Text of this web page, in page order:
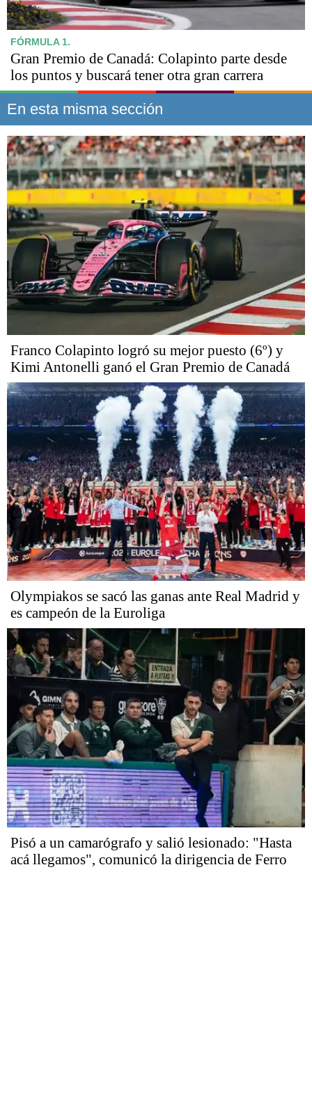
FÓRMULA 1.
Gran Premio de Canadá: Colapinto parte desde
los puntos y buscará tener otra gran carrera
En esta misma sección
Franco Colapinto logró su mejor puesto (6º) y
Kimi Antonelli ganó el Gran Premio de Canadá
Olympiakos se sacó las ganas ante Real Madrid y
es campeón de la Euroliga
Pisó a un camarógrafo y salió lesionado: "Hasta
acá llegamos", comunicó la dirigencia de Ferro